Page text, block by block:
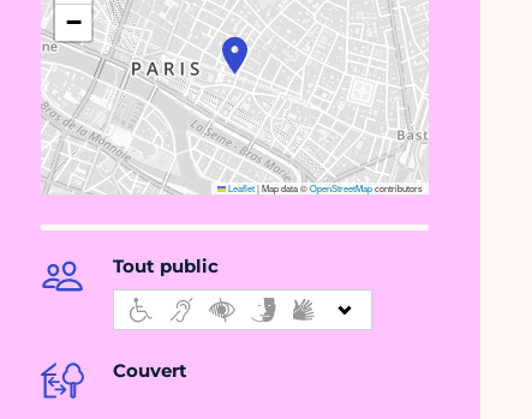
−
Leaflet|Map data ©OpenStreetMapcontributors
Tout public
Couvert